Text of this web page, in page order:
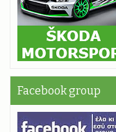
Facebook group